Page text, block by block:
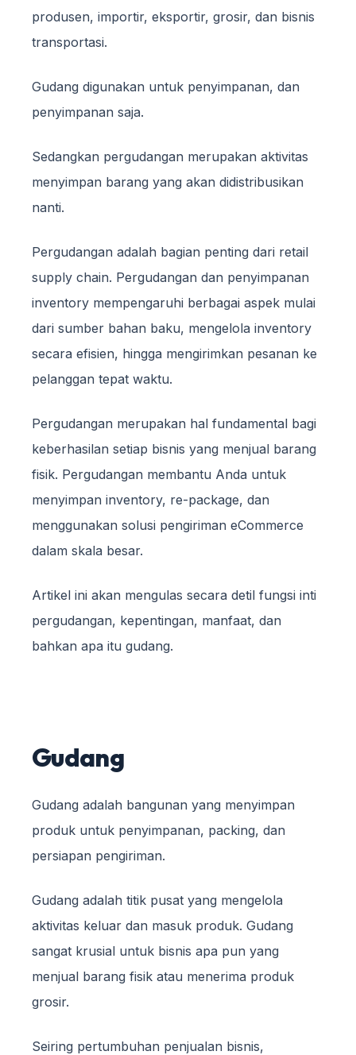
produsen, importir, eksportir, grosir, dan bisnis
transportasi.
Gudang digunakan untuk penyimpanan, dan
penyimpanan saja.
Sedangkan pergudangan merupakan aktivitas
menyimpan barang yang akan didistribusikan
nanti.
Pergudangan adalah bagian penting dari retail
supply chain. Pergudangan dan penyimpanan
inventory mempengaruhi berbagai aspek mulai
dari sumber bahan baku, mengelola inventory
secara efisien, hingga mengirimkan pesanan ke
pelanggan tepat waktu.
Pergudangan merupakan hal fundamental bagi
keberhasilan setiap bisnis yang menjual barang
fisik. Pergudangan membantu Anda untuk
menyimpan inventory, re-package, dan
menggunakan solusi pengiriman eCommerce
dalam skala besar.
Artikel ini akan mengulas secara detil fungsi inti
pergudangan, kepentingan, manfaat, dan
bahkan apa itu gudang.
Gudang
Gudang adalah bangunan yang menyimpan
produk untuk penyimpanan, packing, dan
persiapan pengiriman.
Gudang adalah titik pusat yang mengelola
aktivitas keluar dan masuk produk. Gudang
sangat krusial untuk bisnis apa pun yang
menjual barang fisik atau menerima produk
grosir.
Seiring pertumbuhan penjualan bisnis,